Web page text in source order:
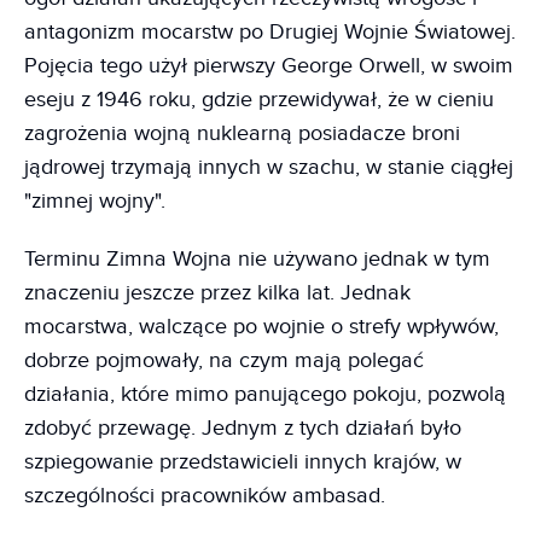
antagonizm mocarstw po Drugiej Wojnie Światowej.
Pojęcia tego użył pierwszy George Orwell, w swoim
eseju z 1946 roku, gdzie przewidywał, że w cieniu
zagrożenia wojną nuklearną posiadacze broni
jądrowej trzymają innych w szachu, w stanie ciągłej
"zimnej wojny".
Terminu Zimna Wojna nie używano jednak w tym
znaczeniu jeszcze przez kilka lat. Jednak
mocarstwa, walczące po wojnie o strefy wpływów,
dobrze pojmowały, na czym mają polegać
działania, które mimo panującego pokoju, pozwolą
zdobyć przewagę. Jednym z tych działań było
szpiegowanie przedstawicieli innych krajów, w
szczególności pracowników ambasad.